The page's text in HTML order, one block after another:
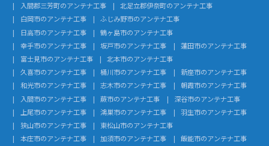
入間郡三芳町のアンテナ工事
北足立郡伊奈町のアンテナ工事
白岡市のアンテナ工事
ふじみ野市のアンテナ工事
日高市のアンテナ工事
鶴ヶ島市のアンテナ工事
幸手市のアンテナ工事
坂戸市のアンテナ工事
蓮田市のアンテナ工事
富士見市のアンテナ工事
北本市のアンテナ工事
久喜市のアンテナ工事
桶川市のアンテナ工事
新座市のアンテナ工事
和光市のアンテナ工事
志木市のアンテナ工事
朝霞市のアンテナ工事
入間市のアンテナ工事
蕨市のアンテナ工事
深谷市のアンテナ工事
上尾市のアンテナ工事
鴻巣市のアンテナ工事
羽生市のアンテナ工事
狭山市のアンテナ工事
東松山市のアンテナ工事
本庄市のアンテナ工事
加須市のアンテナ工事
飯能市のアンテナ工事